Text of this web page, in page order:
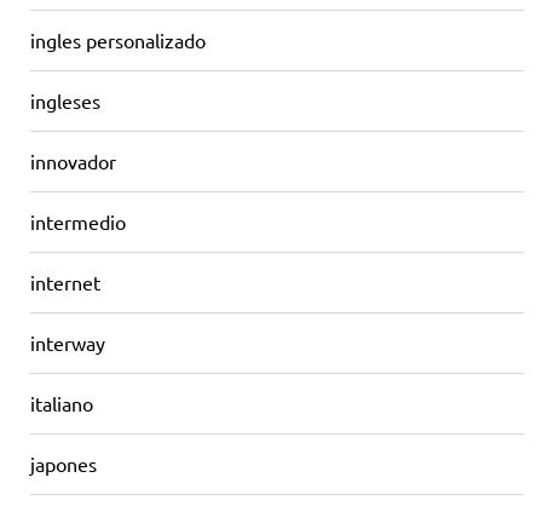
ingles personalizado
ingleses
innovador
intermedio
internet
interway
italiano
japones